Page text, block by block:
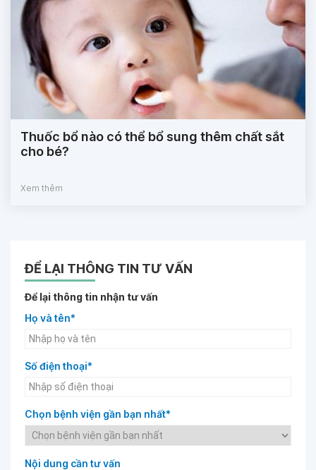
Thuốc bổ nào có thể bổ sung thêm chất sắt
cho bé?
Xem thêm
ĐỂ LẠI THÔNG TIN TƯ VẤN
Để lại thông tin nhận tư vấn
Họ và tên*
Số điện thoại*
Chọn bệnh viện gần bạn nhất*
Nội dung cần tư vấn